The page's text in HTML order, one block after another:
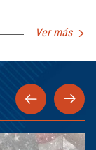
Ver más